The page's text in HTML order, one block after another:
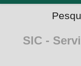
SIC -